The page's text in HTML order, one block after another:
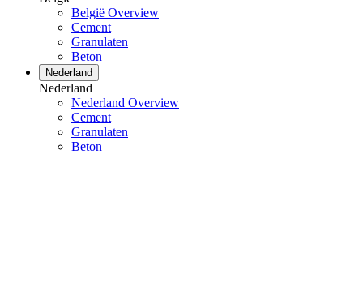
België Overview
Cement
Granulaten
Beton
Nederland
Nederland
Nederland Overview
Cement
Granulaten
Beton